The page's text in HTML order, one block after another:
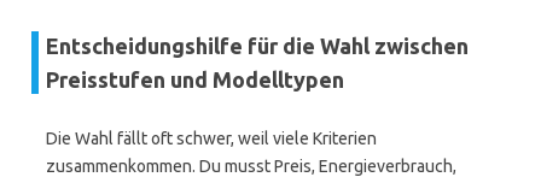
Entscheidungshilfe für die Wahl zwischen
Preisstufen und Modelltypen
Die Wahl fällt oft schwer, weil viele Kriterien
zusammenkommen. Du musst Preis, Energieverbrauch,